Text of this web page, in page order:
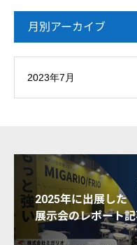
月別アーカイブ
2025年に出展した
展示会のレポート